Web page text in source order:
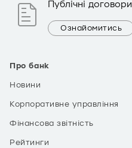
Про банк
Новини
Корпоративне управління
Фінансова звітність
Рейтинги
Публічні договори
Ознайомитись